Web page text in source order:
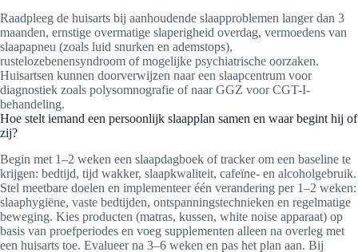
Raadpleeg de huisarts bij aanhoudende slaapproblemen langer dan 3
maanden, ernstige overmatige slaperigheid overdag, vermoedens van
slaapapneu (zoals luid snurken en ademstops),
rustelozebenensyndroom of mogelijke psychiatrische oorzaken.
Huisartsen kunnen doorverwijzen naar een slaapcentrum voor
diagnostiek zoals polysomnografie of naar GGZ voor CGT-I-
behandeling.
Hoe stelt iemand een persoonlijk slaapplan samen en waar begint hij of
zij?
Begin met 1–2 weken een slaapdagboek of tracker om een baseline te
krijgen: bedtijd, tijd wakker, slaapkwaliteit, cafeïne- en alcoholgebruik.
Stel meetbare doelen en implementeer één verandering per 1–2 weken:
slaaphygiëne, vaste bedtijden, ontspanningstechnieken en regelmatige
beweging. Kies producten (matras, kussen, white noise apparaat) op
basis van proefperiodes en voeg supplementen alleen na overleg met
een huisarts toe. Evalueer na 3–6 weken en pas het plan aan. Bij